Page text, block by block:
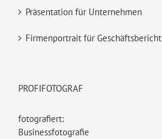
Präsentation für Unternehmen
Firmenportrait für Geschäftsbericht
PROFIFOTOGRAF
fotografiert:
Businessfotografie